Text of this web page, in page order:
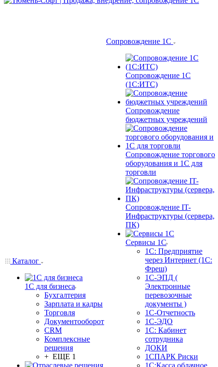
Каталог
1С для бизнеса
Бухгалтерия
Зарплата и кадры
Торговля
Документооборот
CRM
Комплексные
решения
+ ЕЩЕ 1
Сопровождение 1С
Сопровождение 1С
(1С:ИТС)
Сопровождение
бюджетных учреждений
Сопровождение торгового
оборудования и 1С для
торговли
Сопровождение IT-
Инфраструктуры (сервера,
ПК)
Сервисы 1С
1С: Предприятие
через Интернет (1С:
Фреш)
1С-ЭПД (
Электронные
перевозочные
документы )
1С-Отчетность
1С-ЭДО
1С: Кабинет
сотрудника
ДОКИ
1СПАРК Риски
1С:Касса облачное